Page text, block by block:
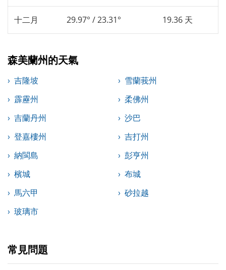
十二月 29.97° / 23.31° 19.36 天
森美蘭州的天氣
吉隆坡
雪蘭莪州
霹靂州
柔佛州
吉蘭丹州
沙巴
登嘉樓州
吉打州
納閩島
彭亨州
檳城
布城
馬六甲
砂拉越
玻璃市
常見問題